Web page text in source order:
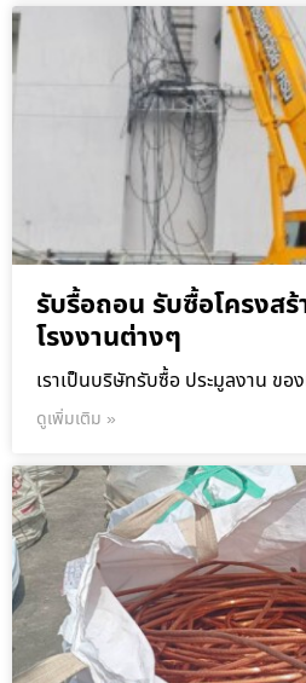
รับรื้อถอน รับซื้อโครงส
โรงงานต่างๆ
เราเป็นบริษัทรับซื้อ ประมูลงาน ขอ
ดูเพิ่มเติม »